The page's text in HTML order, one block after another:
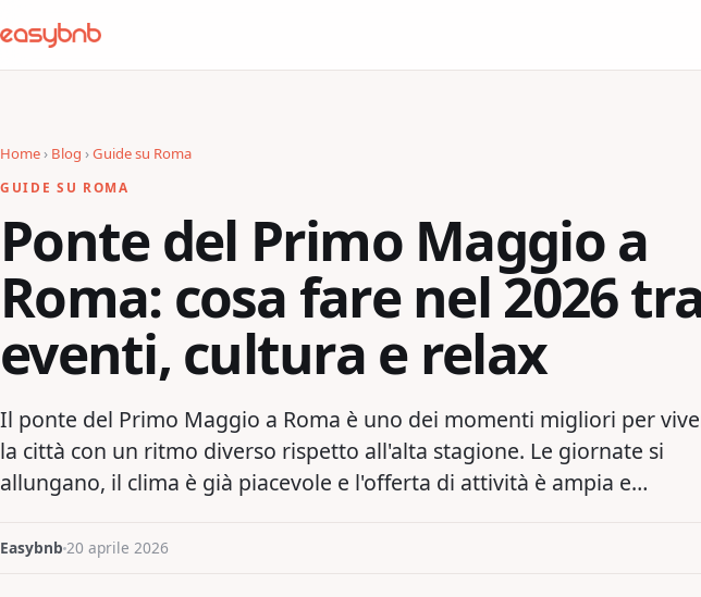
Home› Blog ›Guide su Roma
GUIDE SU ROMA
Ponte del Primo Maggio a
Roma: cosa fare nel 2026
eventi, cultura e relax
Il ponte del Primo Maggio a Roma è uno dei momenti migliori per
la città con un ritmo diverso rispetto all'alta stagione. Le giornate si
allungano, il clima è già piacevole e l'offerta di attività è ampia e…
Easybnb 20 aprile 2026